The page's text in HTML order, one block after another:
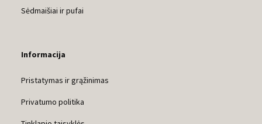
Sėdmaišiai ir pufai
Informacija
Pristatymas ir grąžinimas
Privatumo politika